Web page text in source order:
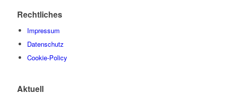
Rechtliches
Impressum
Datenschutz
Cookie-Policy
Aktuell